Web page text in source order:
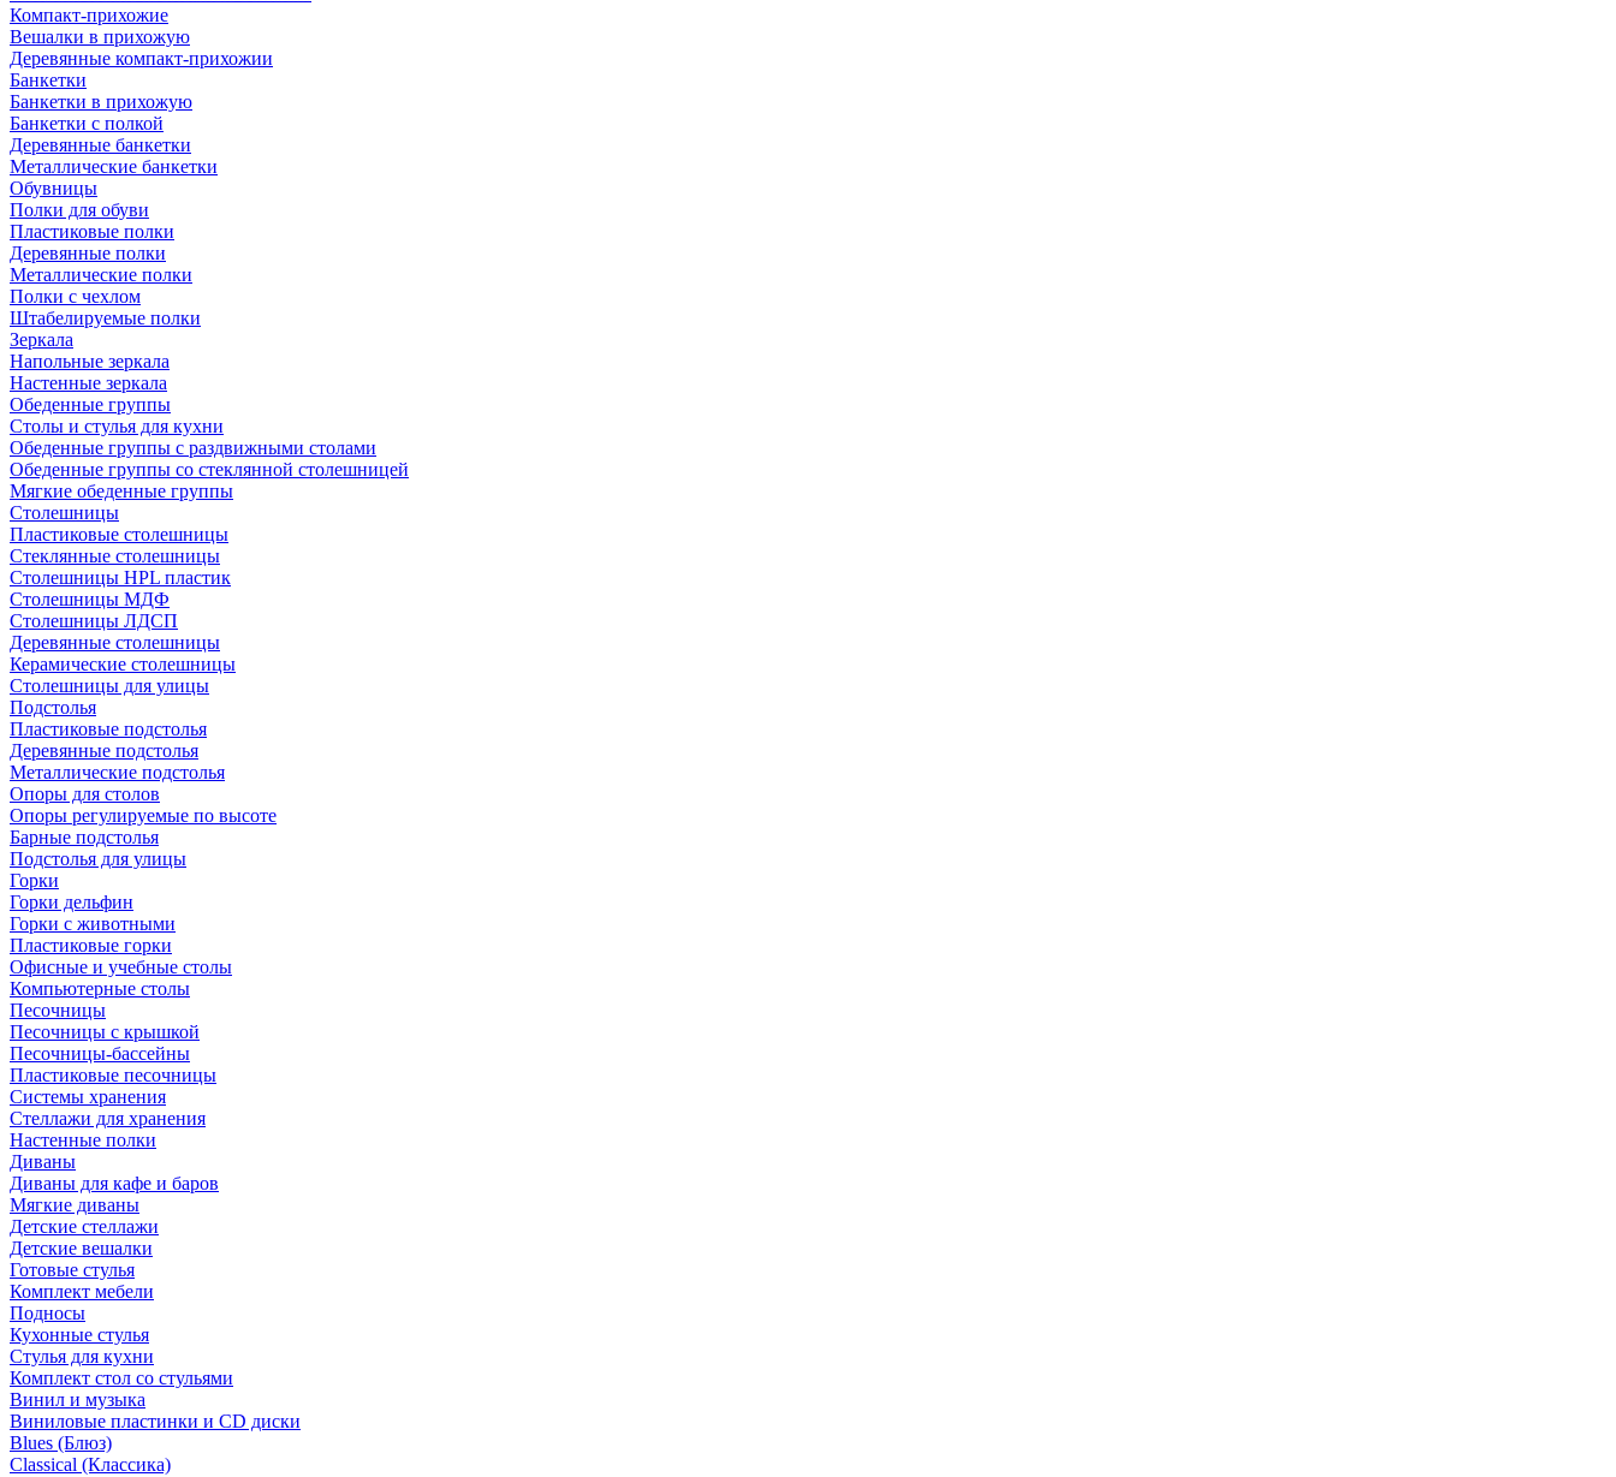
Компакт-прихожие
Вешалки в прихожую
Деревянные компакт-прихожии
Банкетки
Банкетки в прихожую
Банкетки с полкой
Деревянные банкетки
Металлические банкетки
Обувницы
Полки для обуви
Пластиковые полки
Деревянные полки
Металлические полки
Полки с чехлом
Штабелируемые полки
Зеркала
Напольные зеркала
Настенные зеркала
Обеденные группы
Столы и стулья для кухни
Обеденные группы с раздвижными столами
Обеденные группы со стеклянной столешницей
Мягкие обеденные группы
Столешницы
Пластиковые столешницы
Стеклянные столешницы
Столешницы HPL пластик
Столешницы МДФ
Столешницы ЛДСП
Деревянные столешницы
Керамические столешницы
Столешницы для улицы
Подстолья
Пластиковые подстолья
Деревянные подстолья
Металлические подстолья
Опоры для столов
Опоры регулируемые по высоте
Барные подстолья
Подстолья для улицы
Горки
Горки дельфин
Горки с животными
Пластиковые горки
Офисные и учебные столы
Компьютерные столы
Песочницы
Песочницы с крышкой
Песочницы-бассейны
Пластиковые песочницы
Системы хранения
Стеллажи для хранения
Настенные полки
Диваны
Диваны для кафе и баров
Мягкие диваны
Детские стеллажи
Детские вешалки
Готовые стулья
Комплект мебели
Подносы
Кухонные стулья
Стулья для кухни
Комплект стол со стульями
Винил и музыка
Виниловые пластинки и CD диски
Blues (Блюз)
Classical (Классика)